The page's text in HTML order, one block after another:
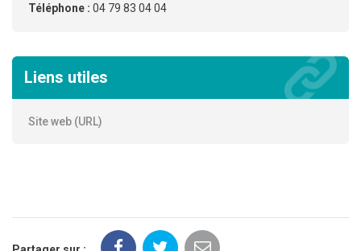
Téléphone : 04 79 83 04 04
Liens utiles
Site web (URL)